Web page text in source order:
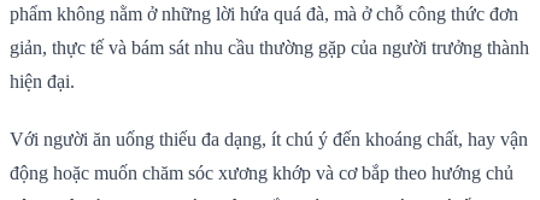
phẩm không nằm ở những lời hứa quá đà, mà ở chỗ công thức đơn
giản, thực tế và bám sát nhu cầu thường gặp của người trưởng thành
hiện đại.
Với người ăn uống thiếu đa dạng, ít chú ý đến khoáng chất, hay vận
động hoặc muốn chăm sóc xương khớp và cơ bắp theo hướng chủ